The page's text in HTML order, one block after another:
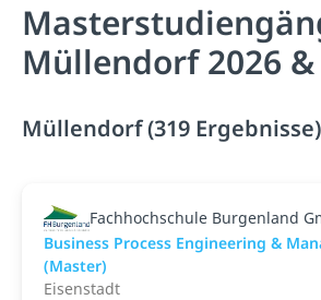
Müllendorf 2026 &
Müllendorf (319 Ergebnisse)
Fachhochschule Burgenland
Business Process Engineering &
(Master)
Eisenstadt